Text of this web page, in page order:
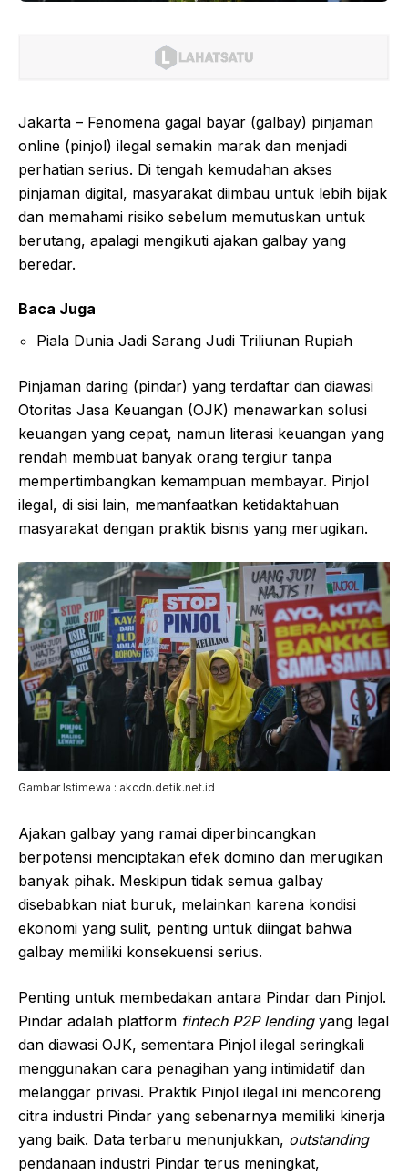
Jakarta – Fenomena gagal bayar (galbay) pinjaman
online (pinjol) ilegal semakin marak dan menjadi
perhatian serius. Di tengah kemudahan akses
pinjaman digital, masyarakat diimbau untuk lebih bijak
dan memahami risiko sebelum memutuskan untuk
berutang, apalagi mengikuti ajakan galbay yang
beredar.
Baca Juga
Piala Dunia Jadi Sarang Judi Triliunan Rupiah
Pinjaman daring (pindar) yang terdaftar dan diawasi
Otoritas Jasa Keuangan (OJK) menawarkan solusi
keuangan yang cepat, namun literasi keuangan yang
rendah membuat banyak orang tergiur tanpa
mempertimbangkan kemampuan membayar. Pinjol
ilegal, di sisi lain, memanfaatkan ketidaktahuan
masyarakat dengan praktik bisnis yang merugikan.
Gambar Istimewa : akcdn.detik.net.id
Ajakan galbay yang ramai diperbincangkan
berpotensi menciptakan efek domino dan merugikan
banyak pihak. Meskipun tidak semua galbay
disebabkan niat buruk, melainkan karena kondisi
ekonomi yang sulit, penting untuk diingat bahwa
galbay memiliki konsekuensi serius.
Penting untuk membedakan antara Pindar dan Pinjol.
Pindar adalah platform fintech P2P lendingyang legal
dan diawasi OJK, sementara Pinjol ilegal seringkali
menggunakan cara penagihan yang intimidatif dan
melanggar privasi. Praktik Pinjol ilegal ini mencoreng
citra industri Pindar yang sebenarnya memiliki kinerja
yang baik. Data terbaru menunjukkan, outstanding
pendanaan industri Pindar terus meningkat,